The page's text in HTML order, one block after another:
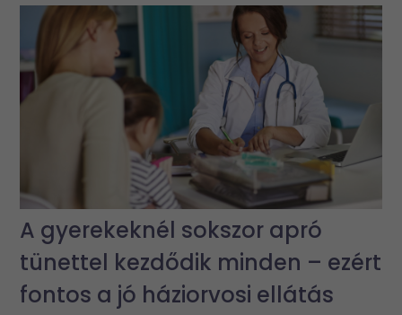
A gyerekeknél sokszor apró
tünettel kezdődik minden – ezért
fontos a jó háziorvosi ellátás